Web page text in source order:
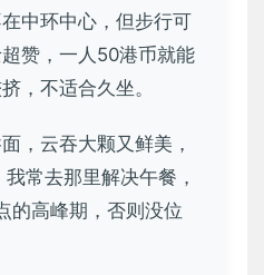
中环中心，但步行可
赞，一人50港币就能
，不适合久坐。
，云吞大颗又鲜美，
常去那里解决午餐，
的高峰期，否则没位